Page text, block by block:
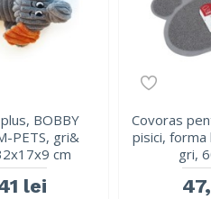
BOBBY
PETS, gri&
cm
lei
Covoras
pisici, forma
gri,